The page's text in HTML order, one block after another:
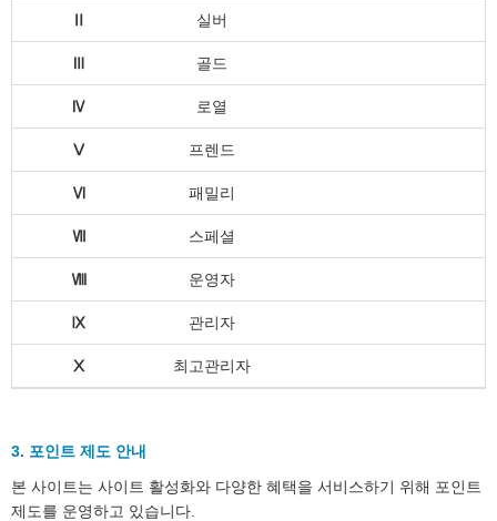
Ⅱ 실버
Ⅲ 골드
Ⅳ 로열
Ⅴ 프렌드
Ⅵ 패밀리
Ⅶ 스페셜
Ⅷ 운영자
Ⅸ 관리자
Ⅹ 최고관리자
3. 포인트 제도 안내
본 사이트는 사이트 활성화와 다양한 혜택을 서비스하기 위해 포인트
제도를 운영하고 있습니다.